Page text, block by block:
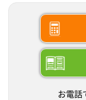
お電話